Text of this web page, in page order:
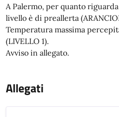
A Palermo, per quanto
livello è di preallerta
Temperatura massima
(LIVELLO 1).
Avviso in allegato.
Allegati